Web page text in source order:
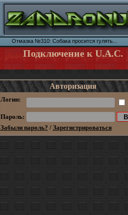
Отмазка №310: Собака просится гулять...
Подключение к U.A.C.
Авторизация
Логин:
Пароль:
Забыли пароль? / Зарегистрироваться